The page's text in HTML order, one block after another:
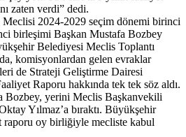
zaten verdi” dedi.
2024-2029 seçim dönemi birinci
birleşimi Başkan Mustafa Bozbey
Belediyesi Meclis Toplantı
komisyonlardan gelen evraklar
de Strateji Geliştirme Dairesi
Raporu hakkında tek tek söz aldı.
Bozbey, yerini Meclis Başkanvekili
Yılmaz’a bıraktı. Büyükşehir
raporu oy birliğiyle mecliste kabul